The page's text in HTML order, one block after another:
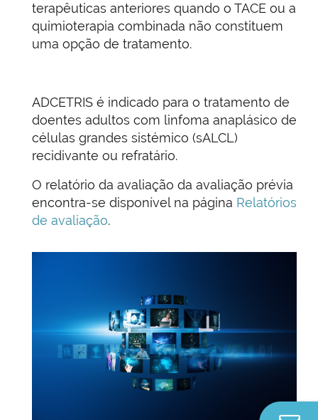
terapêuticas anteriores quando o TACE ou a
quimioterapia combinada não constituem
uma opção de tratamento.
ADCETRIS é indicado para o tratamento de
doentes adultos com linfoma anaplásico de
células grandes sistémico (sALCL)
recidivante ou refratário.
O relatório da avaliação da avaliação prévia
encontra-se disponível na página Relatórios
de avaliação.